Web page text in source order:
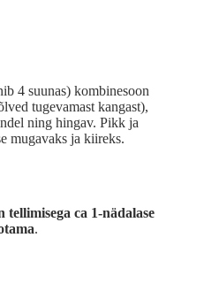
4 suunas) kombinesoon
tugevamast kangast),
ning hingav. Pikk ja
mugavaks ja kiireks.
ca 1-nädalase
.